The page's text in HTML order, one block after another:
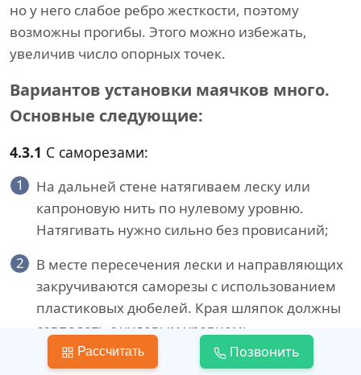
но у него слабое ребро жесткости, поэтому
возможны прогибы. Этого можно избежать,
увеличив число опорных точек.
Вариантов установки маячков много.
Основные следующие:
4.3.1 С саморезами:
1
На дальней стене натягиваем леску или
капроновую нить по нулевому уровню.
Натягивать нужно сильно без провисаний;
2
В месте пересечения лески и направляющих
закручиваются саморезы с использованием
пластиковых дюбелей. Края шляпок должны
совпадать с нулевым уровнем;
Аналогичная операция проводится
Рассчитать Позвонить